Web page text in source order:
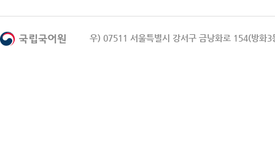
우) 07511 서울특별시 강서구 금낭화로 154(방화3